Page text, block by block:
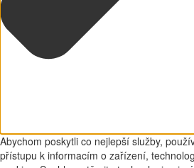
Abychom poskytli co nejlepší služby,
přístupu k informacím o zařízení,